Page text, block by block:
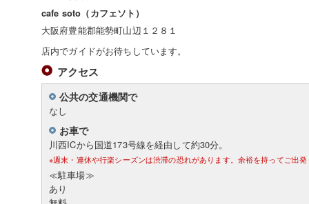
cafe soto（カフェソト）
大阪府豊能郡能勢町山辺１２８１
店内でガイドがお待ちしています。
アクセス
公共の交通機関で
なし
お車で
川西ICから国道173号線を経由して約30分。
※週末・連休や行楽シーズンは渋滞の恐れがあります。余裕を持ってご出
≪駐車場≫
あり